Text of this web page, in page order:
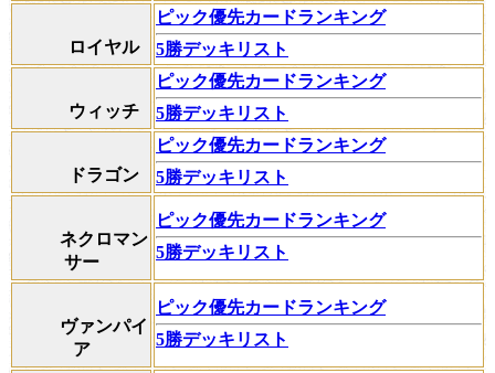
ロイヤル
ピック優先カードランキング
5勝デッキリスト
ウィッチ
ピック優先カードランキング
5勝デッキリスト
ドラゴン
ピック優先カードランキング
5勝デッキリスト
ネクロマン
サー
ピック優先カードランキング
5勝デッキリスト
ヴァンパイ
ア
ピック優先カードランキング
5勝デッキリスト